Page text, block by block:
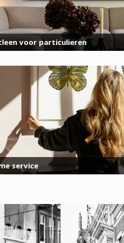
voor particulieren
service